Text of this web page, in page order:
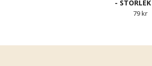
-
79 kr